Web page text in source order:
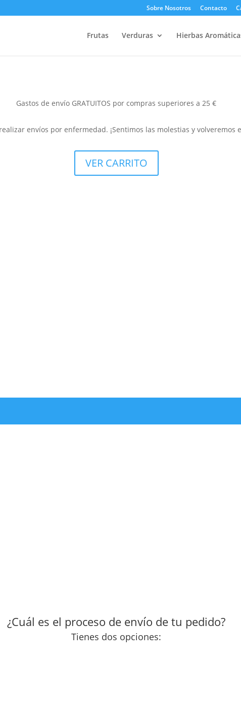
Sobre Nosotros Contacto
Frutas Verduras Hierbas
Gastos de envío GRATUITOS por compras superiores a 25 €
envíos por enfermedad. ¡Sentimos las molestias y
VER CARRITO
¿Cuál es el proceso de envío de tu pedido?
Tienes dos opciones: